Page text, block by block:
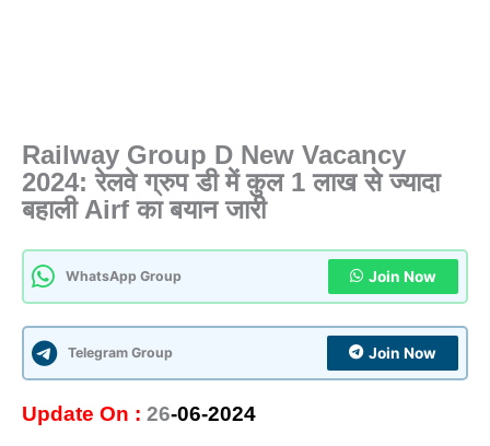
Railway Group D New Vacancy
2024: रेलवे ग्रुप डी में कुल 1 लाख से ज्यादा
बहाली Airf का बयान जारी
WhatsApp Group Join Now
Telegram Group Join Now
Update On : 26-06-2024